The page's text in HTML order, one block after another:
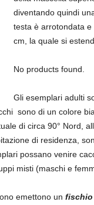
diventando quindi
testa è arrotondata
cm, la quale si
No products found.
Gli esemplari adulti
sono di un colore
di circa 90° Nord,
di residenza,
possano venire
misti (maschi e
emettono un fischio